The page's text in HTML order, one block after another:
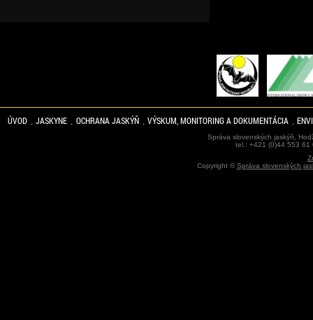
ÚVOD JASKYNE OCHRANA JASKÝŇ VÝSKUM, MONITORING A DOKUMENTÁCIA
Správa slovenských jaskýň,
tel.: +421 (0)44 553
Copyright ©Správa slovenských